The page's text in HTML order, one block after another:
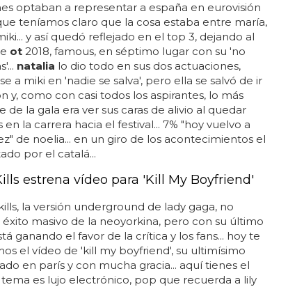
optaban a representar a españa en eurovisión
teníamos claro que la cosa estaba entre maría,
y así quedó reflejado en el top 3, dejando al
ot2018, famous, en séptimo lugar con su 'no
natalia lo dio todo en sus dos actuaciones,
a miki en 'nadie se salva', pero ella se salvó de ir
y, como con casi todos los aspirantes, lo más
de la gala era ver sus caras de alivio al quedar
en la carrera hacia el festival... 7% "hoy vuelvo a
de noelia... en un giro de los acontecimientos el
por el catalá...
estrena vídeo para 'Kill My Boyfriend'
la versión underground de lady gaga, no
masivo de la neoyorkina, pero con su último
ganando el favor de la crítica y los fans... hoy te
el vídeo de 'kill my boyfriend', su ultimísimo
en parís y con mucha gracia... aquí tienes el
tema es lujo electrónico, pop que recuerda a lily